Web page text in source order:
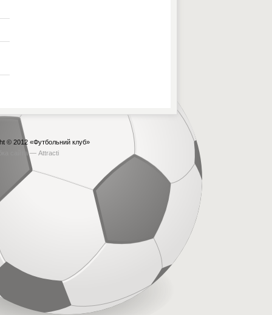
© 2012 «Футбольний клуб»
сайта — Attracti